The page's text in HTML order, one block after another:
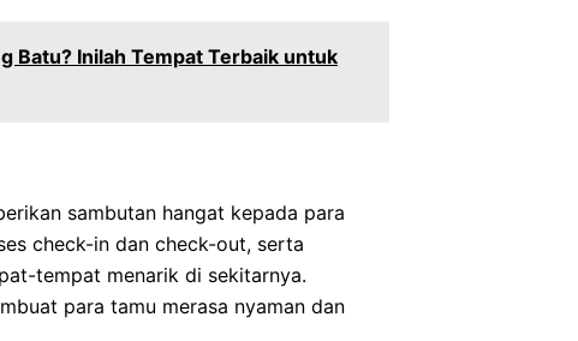
Batu? Inilah Tempat Terbaik untuk
sambutan hangat kepada para
check-in dan check-out, serta
tempat menarik di sekitarnya.
para tamu merasa nyaman dan